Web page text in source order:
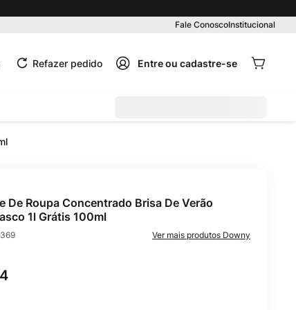
Fale ConoscoInstitucional
Refazer pedido
De Roupa Concentrado Brisa De Verão
1l Grátis 100ml
Downy